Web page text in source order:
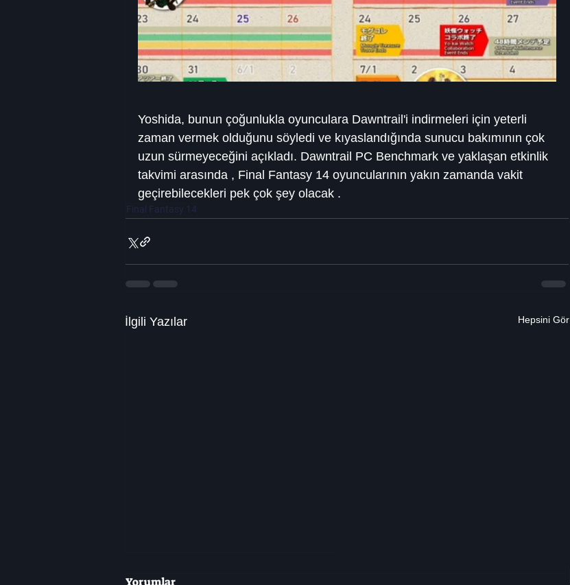
Yoshida, bunun çoğunlukla oyunculara Dawntrail'i indirmeleri için yeterli
zaman vermek olduğunu söyledi ve kıyaslandığında sunucu bakımının çok
uzun sürmeyeceğini açıkladı. Dawntrail PC Benchmark ve yaklaşan etkinlik
takvimi arasında , Final Fantasy 14 oyuncularının yakın zamanda vakit
geçirebilecekleri pek çok şey olacak .
Final Fantasy 14
İlgili Yazılar Hepsini Gör
Yorumlar